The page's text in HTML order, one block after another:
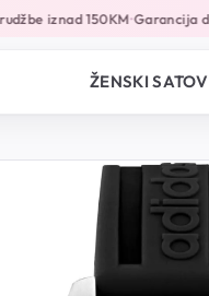
iznad 150KM•Garancija do
ŽENSKI